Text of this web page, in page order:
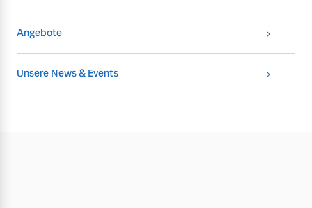
Angebote
Unsere News & Events